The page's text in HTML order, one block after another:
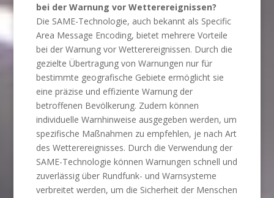
bei der Warnung vor Wetterereignissen?
Die SAME-Technologie, auch bekannt als Specific
Area Message Encoding, bietet mehrere Vorteile
bei der Warnung vor Wetterereignissen. Durch die
gezielte Übertragung von Warnungen nur für
bestimmte geografische Gebiete ermöglicht sie
eine präzise und effiziente Warnung der
betroffenen Bevölkerung. Zudem können
individuelle Warnhinweise ausgegeben werden, um
spezifische Maßnahmen zu empfehlen, je nach Art
des Wetterereignisses. Durch die Verwendung der
SAME-Technologie können Warnungen schnell und
zuverlässig über Rundfunk- und Warnsysteme
verbreitet werden, um die Sicherheit der Menschen